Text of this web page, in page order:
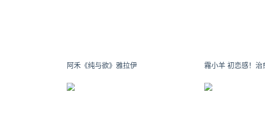
阿禾《纯与欲》雅拉伊 霿小羊 初恋感！治